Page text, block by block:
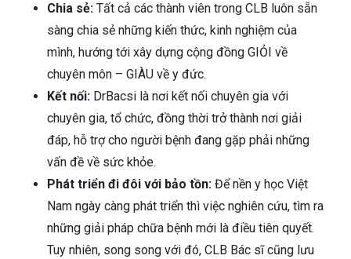
Chia sẻ: Tất cả các thành viên trong CLB luôn sẵn
sàng chia sẻ những kiến thức, kinh nghiệm của
mình, hướng tới xây dựng cộng đồng GIỎI về
chuyên môn – GIÀU về y đức.
Kết nối: DrBacsi là nơi kết nối chuyên gia với
chuyên gia, tổ chức, đồng thời trở thành nơi giải
đáp, hỗ trợ cho người bệnh đang gặp phải những
vấn đề về sức khỏe.
Phát triển đi đôi với bảo tồn: Để nền y học Việt
Nam ngày càng phát triển thì việc nghiên cứu, tìm ra
những giải pháp chữa bệnh mới là điều tiên quyết.
Tuy nhiên, song song với đó, CLB Bác sĩ cũng lưu